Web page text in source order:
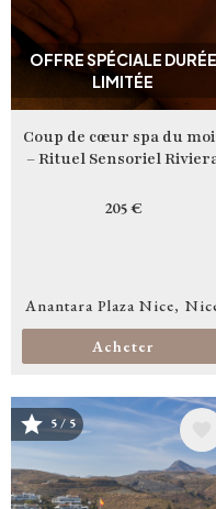
OFFRE SPÉCIALE DURÉE
LIMITÉE
Coup de cœur spa du
– Rituel Sensoriel
205 €
Anantara Plaza Nice
Acheter
Image
5 / 5